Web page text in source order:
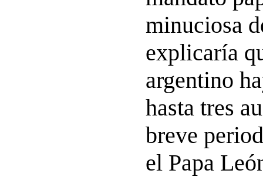
minuciosa
explicaría
argentino
hasta tres
breve
el Papa